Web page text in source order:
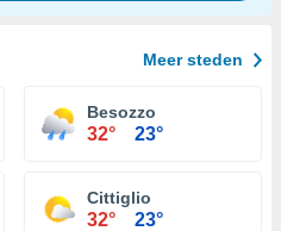
Meer steden
Besozzo
32° 23°
Cittiglio
32° 23°